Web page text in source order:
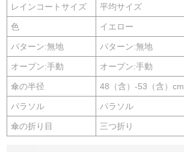
レインコートサイズ 平均サイズ
色 イエロー
パターン:無地 パターン:無地
オープン:手動 オープン:手動
傘の半径 48（含）-53（含）cm
パラソル パラソル
傘の折り目 三つ折り